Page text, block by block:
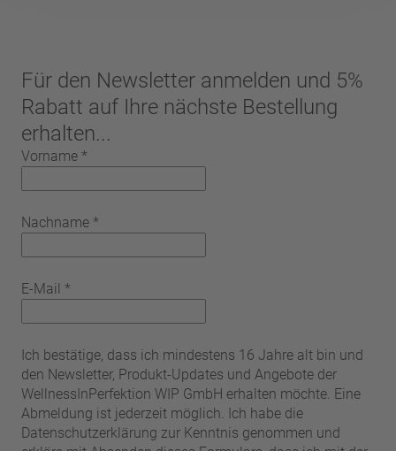
Für den Newsletter anmelden und 5%
Rabatt auf Ihre nächste Bestellung
erhalten...
Vorname *
Nachname *
E-Mail *
Ich bestätige, dass ich mindestens 16 Jahre alt bin und
den Newsletter, Produkt-Updates und Angebote der
WellnessInPerfektion WIP GmbH erhalten möchte. Eine
Abmeldung ist jederzeit möglich. Ich habe die
Datenschutzerklärung zur Kenntnis genommen und